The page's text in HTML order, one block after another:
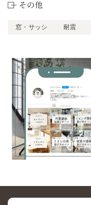
その他
窓・サッシ 耐震